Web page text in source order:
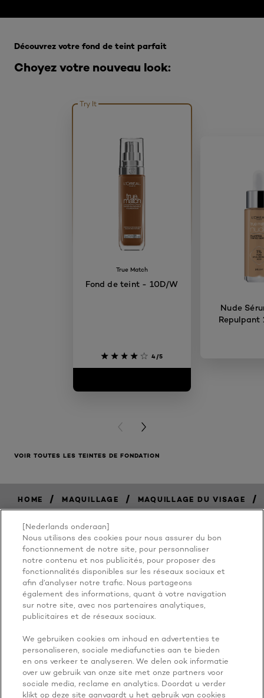
Choyez votre nouveau look:
Découvrez votre fond de teint parfait
Try It
True Match
Fond de teint - 10D/W
4/5
Nude
Repulpant
PREVIOUS CARD
NEXT CARD
VOIR TOUTES LES TEINTES DE FONDATION
HOME / MAQUILLAGE / MAQUILLAGE DU VISAGE /
BECAUSE
YOU'RE
WORTH IT
[Nederlands onderaan]
Nous utilisons des cookies pour nous assurer du bon
fonctionnement de notre site, pour personnaliser
notre contenu et nos publicités, pour proposer des
fonctionnalités disponibles sur les réseaux sociaux et
afin d’analyser notre trafic. Nous partageons
également des informations, quant à votre navigation
sur notre site, avec nos partenaires analytiques,
publicitaires et de réseaux sociaux.
We gebruiken cookies om inhoud en advertenties te
personaliseren, sociale mediafuncties aan te bieden
en ons verkeer te analyseren. We delen ook informatie
over uw gebruik van onze site met onze partners voor
sociale media, reclame en analytics. Doordat u verder
klikt op deze site aanvaardt u het gebruik van cookies